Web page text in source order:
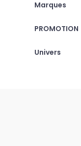
Marques
PROMOTION
Univers